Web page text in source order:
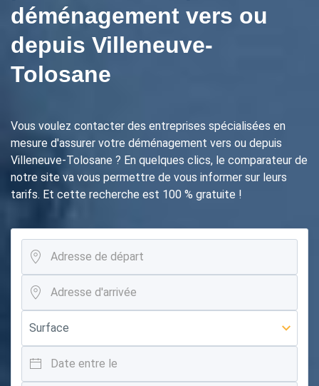
déménagement vers ou
depuis Villeneuve-
Tolosane
Vous voulez contacter des entreprises spécialisées en
mesure d'assurer votre déménagement vers ou depuis
Villeneuve-Tolosane ? En quelques clics, le comparateur de
notre site va vous permettre de vous informer sur leurs
tarifs. Et cette recherche est 100 % gratuite !